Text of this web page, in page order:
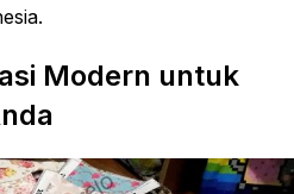
Modern untuk